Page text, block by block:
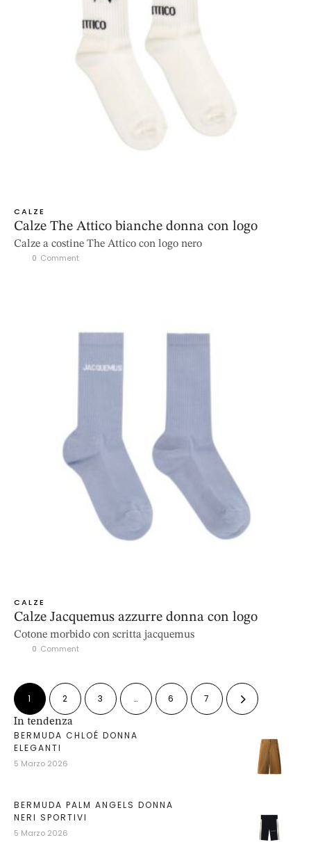
CALZE
Calze The Attico bianche donna con logo
Calze a costine The Attico con logo nero
0 Comment
CALZE
Calze Jacquemus azzurre donna con logo
Cotone morbido con scritta jacquemus
0 Comment
1 2 3 … 6 7
In tendenza
BERMUDA CHLOÉ DONNA
ELEGANTI
5 Marzo 2026
BERMUDA PALM ANGELS DONNA
NERI SPORTIVI
5 Marzo 2026